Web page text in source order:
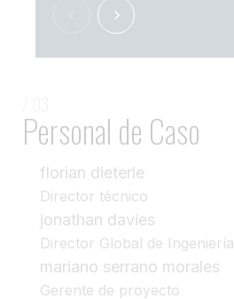
Personal de Caso
florian dieterle
Director técnico
jonathan davies
Director Global de Ingeniería
mariano serrano morales
Gerente de proyecto